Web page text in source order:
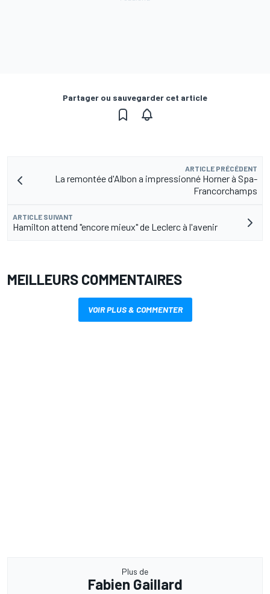
Partager ou sauvegarder cet article
ARTICLE PRÉCÉDENT
La remontée d'Albon a impressionné Horner à Spa-
Francorchamps
ARTICLE SUIVANT
Hamilton attend "encore mieux" de Leclerc à l'avenir
MEILLEURS COMMENTAIRES
VOIR PLUS & COMMENTER
Plus de
Fabien Gaillard